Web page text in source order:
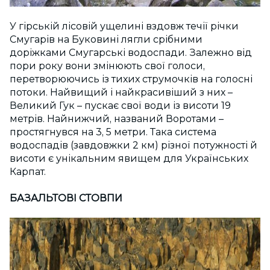
У гірській лісовій ущелині вздовж течії річки
Смугарів на Буковині лягли срібними
доріжками Смугарські водоспади. Залежно від
пори року вони змінюють свої голоси,
перетворюючись із тихих струмочків на голосні
потоки. Найвищий і найкрасивіший з них –
Великий Гук – пускає свої води із висоти 19
метрів. Найнижчий, названий Воротами –
простягнувся на 3, 5 метри. Така система
водоспадів (завдовжки 2 км) різної потужності й
висоти є унікальним явищем для Українських
Карпат.
БАЗАЛЬТОВІ СТОВПИ